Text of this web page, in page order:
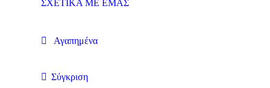
ΣΧΕΤΙΚΑ ΜΕ ΕΜΑΣ
Αγαπημένα
Σύγκριση